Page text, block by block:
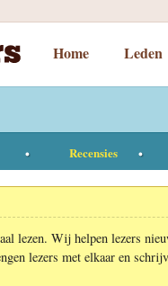
Home Leden
Recensies
lezen. Wij helpen lezers
lezers met elkaar en